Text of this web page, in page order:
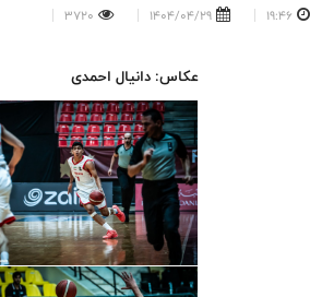
19:46
1404/04/29
3720
عکاس: دانیال احمدی